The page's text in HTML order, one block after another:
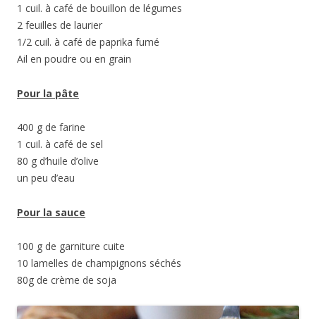
1 cuil. à café de bouillon de légumes
2 feuilles de laurier
1/2 cuil. à café de paprika fumé
Ail en poudre ou en grain
Pour la pâte
400 g de farine
1 cuil. à café de sel
80 g d’huile d’olive
un peu d’eau
Pour la sauce
100 g de garniture cuite
10 lamelles de champignons séchés
80g de crème de soja